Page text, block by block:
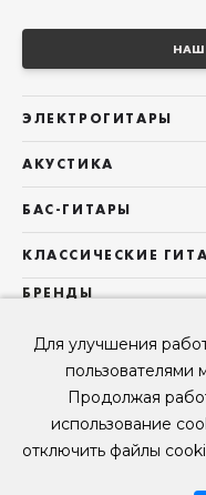
Для улучшения
пользователями
Продолжая
использование
отключить файлы
НАШ
ЭЛЕКТРОГИТАРЫ
Telecaster
Les Paul
Superstrat
АКУСТИКА
Фолки (ОМ, 000, 00)
Гранд Аудиториум
Б/У, уцененные гитары
БАС-ГИТАРЫ
Precision Bass
Б/У, уцененные гитары
КЛАССИЧЕСКИЕ
Все классические
Б/У, уцененные гитары
БРЕНДЫ
Sigma Guitars
Enya Guitars
Fender
Gibson
Контакты
Мы в Telegram
Мы в ВК
Мы в YouTube